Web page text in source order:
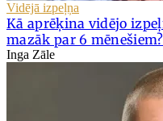
Vidējā izpeļņa
Kā aprēķina vidējo
mazāk par 6 mēnešiem?
Inga Zāle